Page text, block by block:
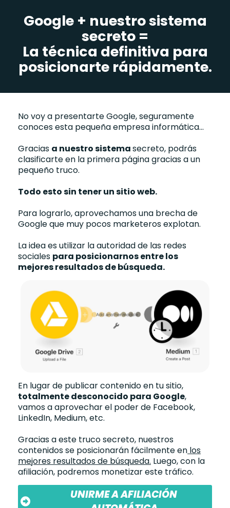
Google + nuestro sistema
secreto =
La técnica definitiva para
posicionarte rápidamente.
No voy a presentarte Google, seguramente
conoces esta pequeña empresa informática...
Gracias a nuestro sistemasecreto, podrás
clasificarte en la primera página gracias a un
pequeño truco.
Todo esto sin tener un sitio web.
Para lograrlo, aprovechamos una brecha de
Google que muy pocos marketeros explotan.
La idea es utilizar la autoridad de las redes
sociales para posicionarnos entre los
mejores resultados de búsqueda.
En lugar de publicar contenido en tu sitio,
totalmente desconocido para Google,
vamos a aprovechar el poder de Facebook,
LinkedIn, Medium, etc.
Gracias a este truco secreto, nuestros
contenidos se posicionarán fácilmente en los
mejores resultados de búsqueda. Luego, con la
afiliación, podremos monetizar este tráfico.
UNIRME A AFILIACIÓN